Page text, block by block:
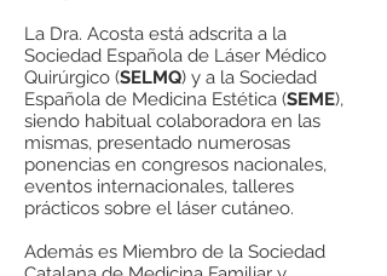
La Dra. Acosta está adscrita a la
Sociedad Española de Láser Médico
Quirúrgico (SELMQ) y a la Sociedad
Española de Medicina Estética (SEME),
siendo habitual colaboradora en las
mismas, presentado numerosas
ponencias en congresos nacionales,
eventos internacionales, talleres
prácticos sobre el láser cutáneo.
Además es Miembro de la Sociedad